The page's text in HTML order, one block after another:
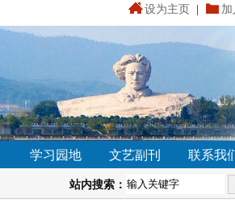
设为主页
学习园地 文艺副刊 联系我
站内搜索：